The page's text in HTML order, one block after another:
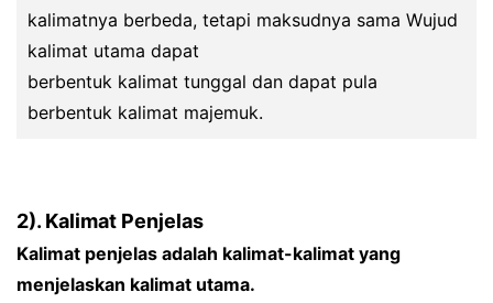
kalimatnya berbeda, tetapi maksudnya sama Wujud
kalimat utama dapat
berbentuk kalimat tunggal dan dapat pula
berbentuk kalimat majemuk.
2). Kalimat Penjelas
Kalimat penjelas adalah kalimat-kalimat yang
menjelaskan kalimat utama.